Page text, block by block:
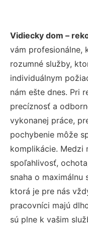
Vidiecky dom –
vám profesionálne,
rozumné služby,
individuálnym
nám ešte dnes. Pri
precíznosť a
vykonanej práce,
pochybenie môže
komplikácie. Medzi
spoľahlivosť,
snaha o maximálnu
ktorá je pre nás
pracovníci majú
sú plne k vašim